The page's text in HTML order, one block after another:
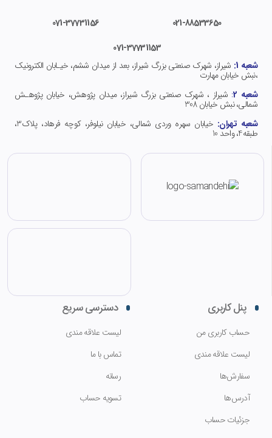
021-88533650
071-37731156
071-37731153
شعبه 1:
شیراز، شهرک صنعتی بزرگ شیراز، بعد از میدان ششم، خیـابان الکترونیک
،نبش خیابان مهارت
شعبه 2
: شیراز ، شهرک صنعتی بزرگ شیراز، میدان پژوهش، خیابان پژوهـش
شمالی، نبش خیابان 308
شعبه تهران:
خیابان سهره وردی شمالی، خیابان نیلوفر، کوچه فرهاد، پلاک3،
طبقه4، واحد 10
پنل کاربری
حساب کاربری من
لیست علاقه مندی
سفارش‌ها
آدرس‌ها
جزئیات حساب
دسترسی سریع
لیست علاقه مندی
تماس با ما
رسانه
تسویه حساب